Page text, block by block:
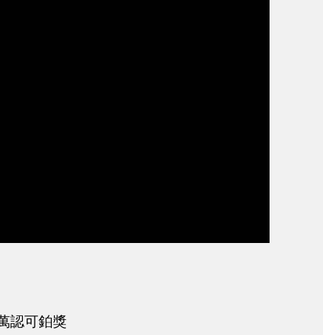
認可鉑獎